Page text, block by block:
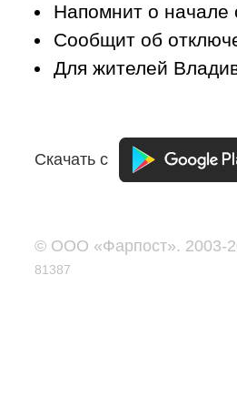
Напомнит о начале
Сообщит об
Для жителей
Скачать с
© ООО «Фарпост». 2003-
81387